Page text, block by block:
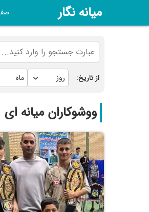
میانه نگار
از تاریخ:
ووشوکاران میانه ای